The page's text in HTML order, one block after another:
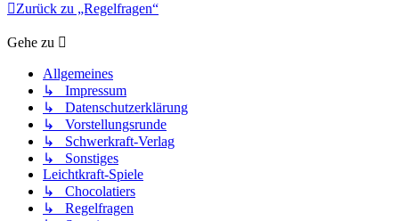
Zurück zu „Regelfragen“
Gehe zu
Allgemeines
↳ Impressum
↳ Datenschutzerklärung
↳ Vorstellungsrunde
↳ Schwerkraft-Verlag
↳ Sonstiges
Leichtkraft-Spiele
↳ Chocolatiers
↳ Regelfragen